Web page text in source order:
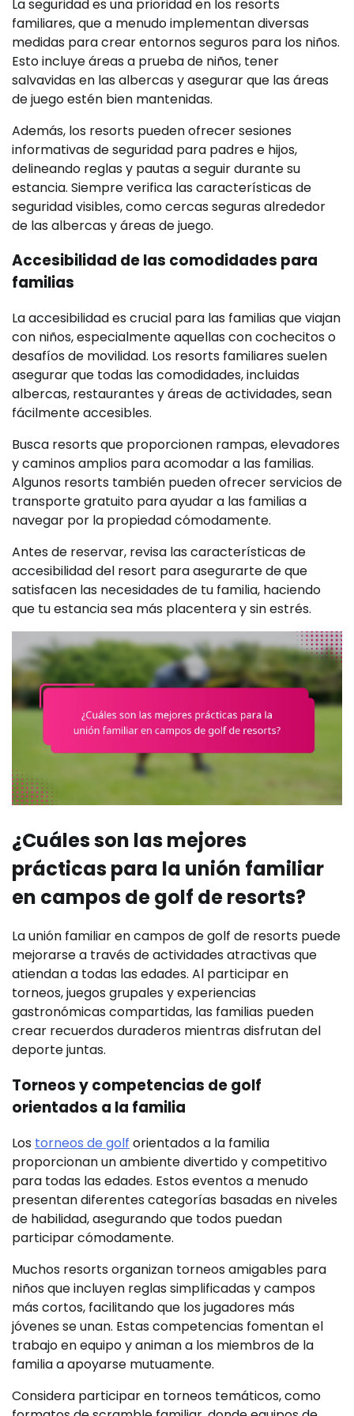
La seguridad es una prioridad en los resorts
familiares, que a menudo implementan diversas
medidas para crear entornos seguros para los niños.
Esto incluye áreas a prueba de niños, tener
salvavidas en las albercas y asegurar que las áreas
de juego estén bien mantenidas.
Además, los resorts pueden ofrecer sesiones
informativas de seguridad para padres e hijos,
delineando reglas y pautas a seguir durante su
estancia. Siempre verifica las características de
seguridad visibles, como cercas seguras alrededor
de las albercas y áreas de juego.
Accesibilidad de las comodidades para
familias
La accesibilidad es crucial para las familias que viajan
con niños, especialmente aquellas con cochecitos o
desafíos de movilidad. Los resorts familiares suelen
asegurar que todas las comodidades, incluidas
albercas, restaurantes y áreas de actividades, sean
fácilmente accesibles.
Busca resorts que proporcionen rampas, elevadores
y caminos amplios para acomodar a las familias.
Algunos resorts también pueden ofrecer servicios de
transporte gratuito para ayudar a las familias a
navegar por la propiedad cómodamente.
Antes de reservar, revisa las características de
accesibilidad del resort para asegurarte de que
satisfacen las necesidades de tu familia, haciendo
que tu estancia sea más placentera y sin estrés.
¿Cuáles son las mejores
prácticas para la unión familiar
en campos de golf de resorts?
La unión familiar en campos de golf de resorts puede
mejorarse a través de actividades atractivas que
atiendan a todas las edades. Al participar en
torneos, juegos grupales y experiencias
gastronómicas compartidas, las familias pueden
crear recuerdos duraderos mientras disfrutan del
deporte juntas.
Torneos y competencias de golf
orientados a la familia
Los torneos de golf orientados a la familia
proporcionan un ambiente divertido y competitivo
para todas las edades. Estos eventos a menudo
presentan diferentes categorías basadas en niveles
de habilidad, asegurando que todos puedan
participar cómodamente.
Muchos resorts organizan torneos amigables para
niños que incluyen reglas simplificadas y campos
más cortos, facilitando que los jugadores más
jóvenes se unan. Estas competencias fomentan el
trabajo en equipo y animan a los miembros de la
familia a apoyarse mutuamente.
Considera participar en torneos temáticos, como